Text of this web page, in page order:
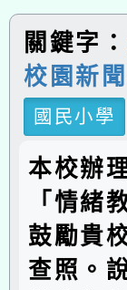
關鍵字：
校園新
國民小學
本校辦
「情緒
鼓勵貴
查照。